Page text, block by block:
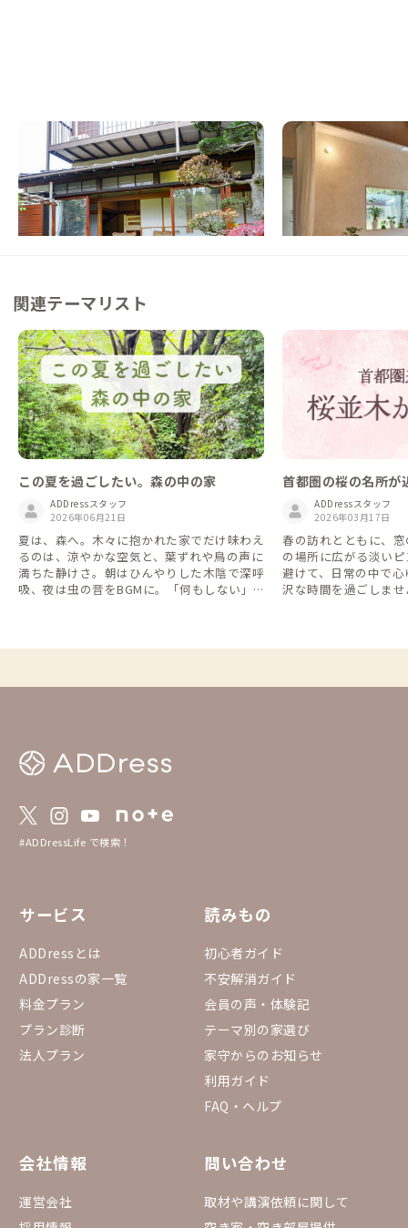
小田原D邸
神奈川県 戸建て
【駅徒歩9分】趣向を凝らした庭と広縁が旅
館風の家
この家からの距離 11km
小田原F邸
神奈川県 ゲストハウス
【まるっと貸切専用
海を楽しむ貸切2LDK
この家からの距離 12km
関連テーマリスト
この夏を過ごしたい。森の中の家
ADDressスタッフ
2026年06月21日
夏は、森へ。木々に抱かれた家でだけ味わえ
るのは、涼やかな空気と、葉ずれや鳥の声に
満ちた静けさ。朝はひんやりした木陰で深呼
吸、夜は虫の音をBGMに。「何もしない」
首都圏の桜の名所が
ADDressスタッフ
2026年03月17日
春の訪れとともに、
の場所に広がる淡い
避けて、日常の中で
沢な時間を過ごしま
#ADDressLife で検索！
サービス
ADDressとは
ADDressの家一覧
料金プラン
プラン診断
法人プラン
読みもの
初心者ガイド
不安解消ガイド
会員の声・体験記
テーマ別の家選び
家守からのお知らせ
利用ガイド
FAQ・ヘルプ
会社情報
運営会社
問い合わせ
取材や講演依頼に関して